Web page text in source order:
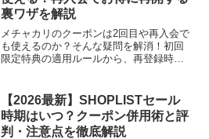
裏ワザを解説
メチャカリのクーポンは2回目や再入会で
も使えるのか？そんな疑問を解消！初回
限定特典の適用ルールから、再登録時に
降もお得にファッションレンタルを楽し
むための「損をしない再開手順」をチェ
ック。
【2026最新】SHOPLISTセール
時期はいつ？クーポン併用術と評
判・注意点を徹底解説